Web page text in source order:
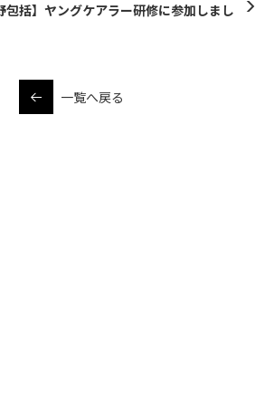
包括】ヤングケアラー研修に参加しまし
一覧へ戻る